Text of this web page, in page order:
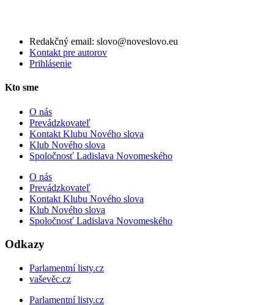
Redakčný email: slovo@noveslovo.eu
Kontakt pre autorov
Prihlásenie
Kto sme
O nás
Prevádzkovateľ
Kontakt Klubu Nového slova
Klub Nového slova
Spoločnosť Ladislava Novomeského
O nás
Prevádzkovateľ
Kontakt Klubu Nového slova
Klub Nového slova
Spoločnosť Ladislava Novomeského
Odkazy
Parlamentní listy.cz
vaševěc.cz
Parlamentní listy.cz